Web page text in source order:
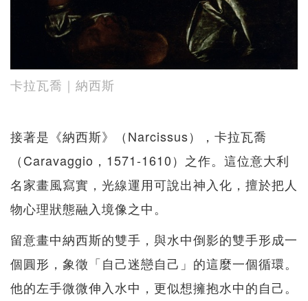
卡拉瓦喬｜納西斯
接著是《納西斯》（Narcissus），卡拉瓦喬
（Caravaggio，1571-1610）之作。這位意大利
名家畫風寫實，光線運用可說出神入化，擅於把人
物心理狀態融入境像之中。
留意畫中納西斯的雙手，與水中倒影的雙手形成一
個圓形，象徵「自己迷戀自己」的這麼一個循環。
他的左手微微伸入水中，更似想擁抱水中的自己。